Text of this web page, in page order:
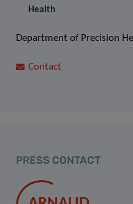
Health
Department of Precision
Contact
PRESS CONTACT